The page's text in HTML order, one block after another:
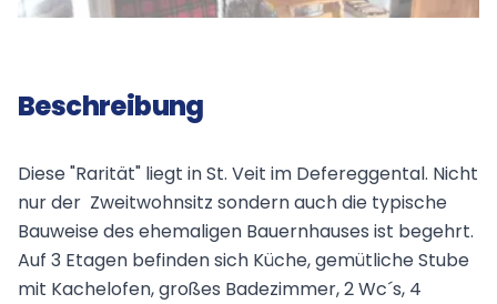
Beschreibung
Diese "Rarität" liegt in St. Veit im Defereggental. Nicht
nur der Zweitwohnsitz sondern auch die typische
Bauweise des ehemaligen Bauernhauses ist begehrt.
Auf 3 Etagen befinden sich Küche, gemütliche Stube
mit Kachelofen, großes Badezimmer, 2 Wc´s, 4